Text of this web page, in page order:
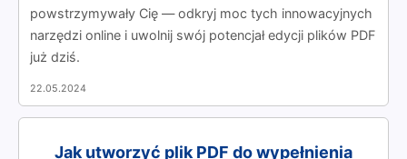
powstrzymywały Cię — odkryj moc tych innowacyjnych
narzędzi online i uwolnij swój potencjał edycji plików PDF
już dziś.
22.05.2024
Jak utworzyć plik PDF do wypełnienia